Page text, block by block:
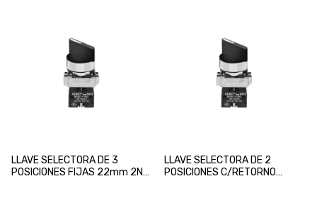
LLAVE SELECTORA DE 3
POSICIONES FIJAS 22mm 2NA
LLAVE SELECTORA DE 2
POSICIONES C/RETORNO